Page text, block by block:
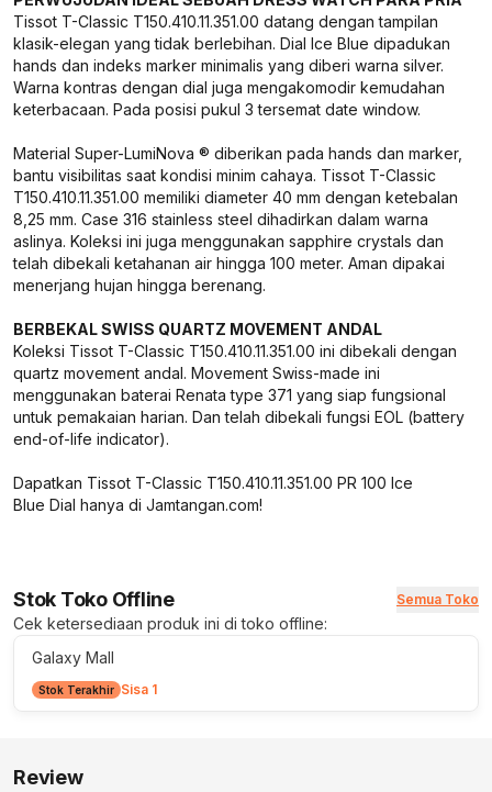
Tissot T-Classic T150.410.11.351.00 datang dengan tampilan
klasik-elegan yang tidak berlebihan. Dial Ice Blue dipadukan
hands dan indeks marker minimalis yang diberi warna silver.
Warna kontras dengan dial juga mengakomodir kemudahan
keterbacaan. Pada posisi pukul 3 tersemat date window.
Material Super-LumiNova ® diberikan pada hands dan marker,
bantu visibilitas saat kondisi minim cahaya. Tissot T-Classic
T150.410.11.351.00 memiliki diameter 40 mm dengan ketebalan
8,25 mm. Case 316 stainless steel dihadirkan dalam warna
aslinya. Koleksi ini juga menggunakan sapphire crystals dan
telah dibekali ketahanan air hingga 100 meter. Aman dipakai
menerjang hujan hingga berenang.
BERBEKAL SWISS QUARTZ MOVEMENT ANDAL
Koleksi Tissot T-Classic T150.410.11.351.00 ini dibekali dengan
quartz movement andal. Movement Swiss-made ini
menggunakan baterai Renata type 371 yang siap fungsional
untuk pemakaian harian. Dan telah dibekali fungsi EOL (battery
end-of-life indicator).
Dapatkan Tissot T-Classic T150.410.11.351.00 PR 100 Ice
Blue Dial hanya di Jamtangan.com!
Stok Toko Offline Semua Toko
Cek ketersediaan produk ini di toko offline:
Galaxy Mall
Stok Terakhir Sisa 1
Review